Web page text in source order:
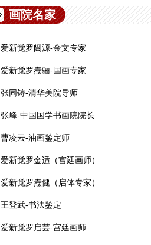
画院名家
爱新觉罗闿源-金文专家
爱新觉罗焘骊-国画专家
张同铸-清华美院导师
张峰-中国国学书画院院长
曹凌云-油画鉴定师
爱新觉罗金适（宫廷画师）
爱新觉罗焘健（启体专家）
王登武-书法鉴定
爱新觉罗启芸-宫廷画师